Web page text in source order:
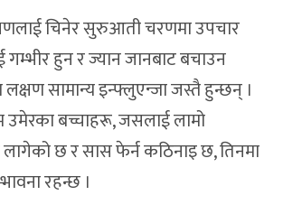
चिनेर सुरुआती चरणमा उपचार
हुन र ज्यान जानबाट बचाउन
सामान्य इन्फ्लुएन्जा जस्तै हुन्छन् ।
उमेरका बच्चाहरू, जसलाई लामो
छ र सास फेर्न कठिनाइ छ, तिनमा
रहन्छ ।